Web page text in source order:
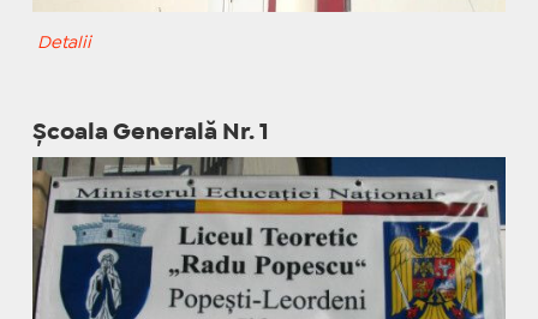
Detalii
Școala Generală Nr. 1